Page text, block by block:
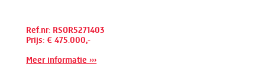
Ref.nr: RSOR5271403
Prijs: € 475.000,-
Meer informatie ›››